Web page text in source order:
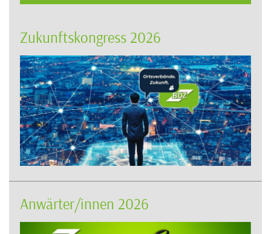
Zukunftskongress 2026
Anwärter/innen 2026